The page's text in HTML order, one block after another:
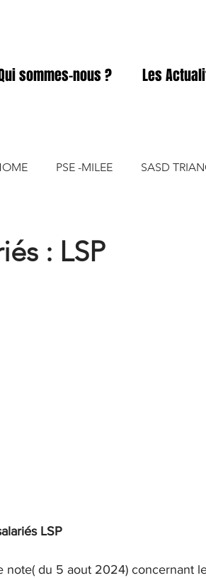
sommes-nous ? Les
PSE -MILEE SASD
: LSP
LSP
du 5 aout 2024) concernant